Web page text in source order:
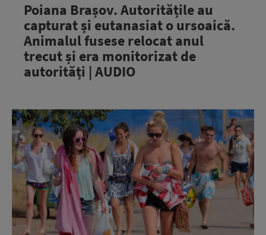
Poiana Brașov. Autoritățile au
capturat și eutanasiat o ursoaică.
Animalul fusese relocat anul
trecut și era monitorizat de
autorități | AUDIO